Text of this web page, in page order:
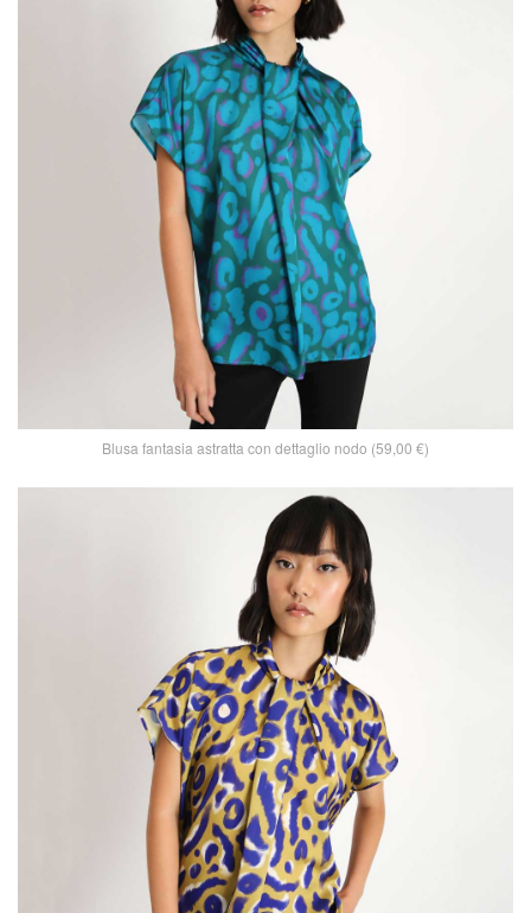
Blusa fantasia astratta con dettaglio nodo (59,00 €)